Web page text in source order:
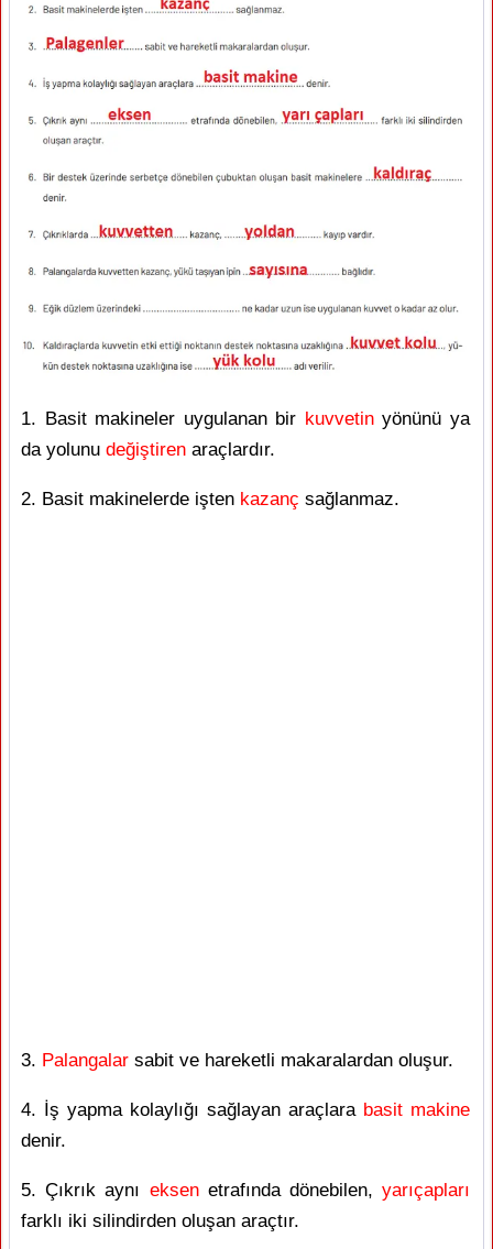
1. Basit makineler uygulanan bir kuvvetinyönünü ya
da yolunu değiştiren araçlardır.
2. Basit makinelerde işten kazanç sağlanmaz.
3. Palangalar sabit ve hareketli makaralardan oluşur.
4. İş yapma kolaylığı sağlayan araçlara basit makine
denir.
5. Çıkrık aynı eksenetrafında dönebilen, yarıçapları
farklı iki silindirden oluşan araçtır.